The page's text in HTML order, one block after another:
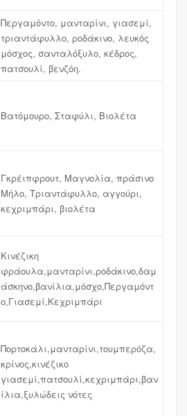
Περγαμόντο, μανταρίνι, γιασεμί,
τριαντάφυλλο, ροδάκινο, λευκός
μόσχος, σανταλόξυλο, κέδρος,
πατσουλί, βενζόη.
Βατόμουρο, Σταφύλι, Βιολέτα
Γκρέιπφρουτ, Μαγνολία, πράσινο
Μήλο, Τριαντάφυλλο, αγγούρι,
κεχριμπάρι, βιολέτα
Κινέζικη
φράουλα,μανταρίνι,ροδάκινο,δαμ
άσκηνο,βανίλια,μόσχο,Περγαμόντ
ο,Γιασεμί,Κεχριμπάρι
Πορτοκάλι,μανταρίνι,τουμπερόζα,
κρίνος,κινέζικο
γιασεμί,πατσουλί,κεχριμπάρι,βαν
ίλια,ξυλώδεις νότες